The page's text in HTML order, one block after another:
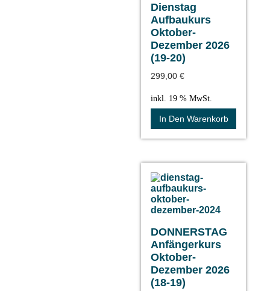
Dienstag
Aufbaukurs
Oktober-
Dezember 2026
(19-20)
299,00 €
inkl. 19 % MwSt.
In Den Warenkorb
DONNERSTAG
Anfängerkurs
Oktober-
Dezember 2026
(18-19)